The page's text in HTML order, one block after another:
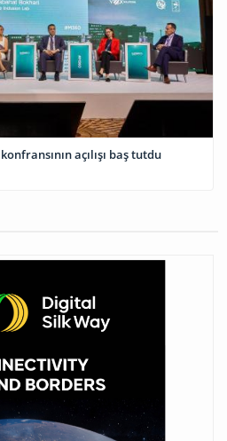
açılışı baş tutdu